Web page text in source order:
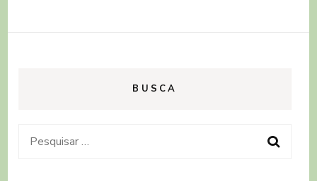
BUSCA
Pesquisar